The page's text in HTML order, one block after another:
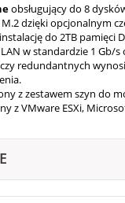
obsługujący do 8
dzięki opcjonalnym
do 2TB pamięci
w standardzie 1 Gb/
redundantnych
z zestawem szyn do
z VMware ESXi,